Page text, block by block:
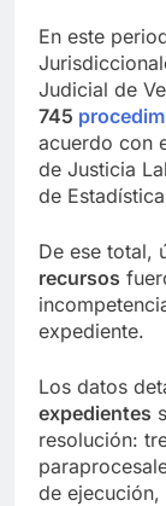
En este
Judicial de
745
acuerdo con
de Justicia
de
De ese total,
recursos
expediente.
Los datos
expedientes
resolución:
de